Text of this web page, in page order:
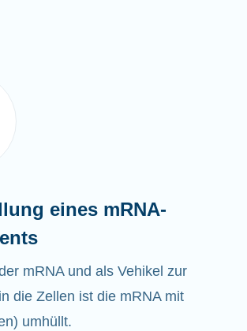
eines mRNA-
mRNA und als Vehikel zur
die Zellen ist die mRNA mit
umhüllt.